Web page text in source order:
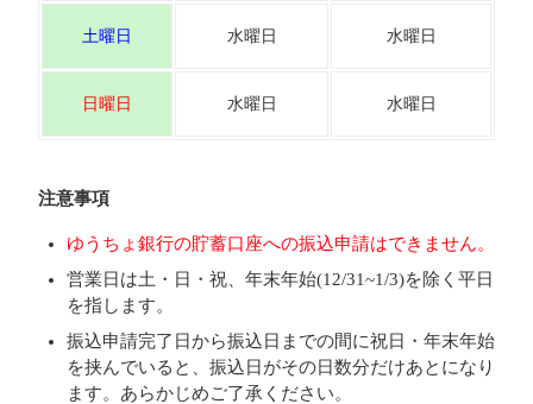
土曜日 水曜日 水曜日
日曜日 水曜日 水曜日
注意事項
ゆうちょ銀行の貯蓄口座への振込申請はできません。
営業日は土・日・祝、年末年始(12/31~1/3)を除く平日
を指します。
振込申請完了日から振込日までの間に祝日・年末年始
を挟んでいると、振込日がその日数分だけあとになり
ます。あらかじめご了承ください。